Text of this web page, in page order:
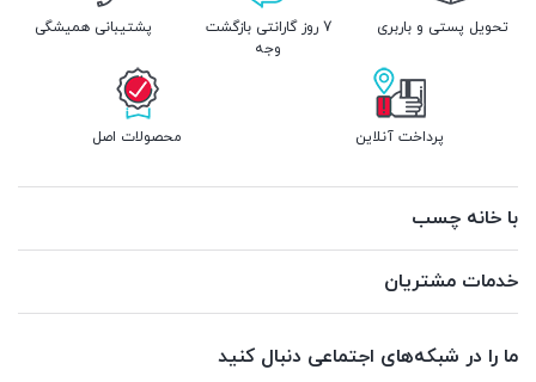
تحویل پستی و باربری
7 روز گارانتی بازگشت
وجه
پشتیبانی همیشگی
پرداخت آنلاین محصولات اصل
با خانه چسب
خدمات مشتریان
ما را در شبکه‌های اجتماعی دنبال کنید